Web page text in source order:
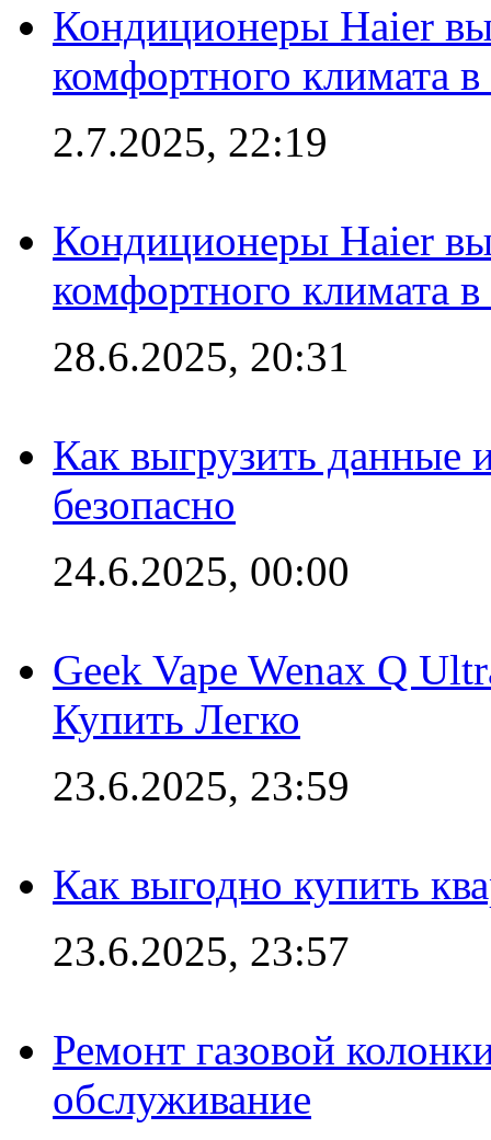
Кондиционеры Haier
комфортного климата
2.7.2025, 22:19
Кондиционеры Haier
комфортного климата
28.6.2025, 20:31
Как выгрузить данные
безопасно
24.6.2025, 00:00
Geek Vape Wenax Q
Купить Легко
23.6.2025, 23:59
Как выгодно купить
23.6.2025, 23:57
Ремонт газовой
обслуживание